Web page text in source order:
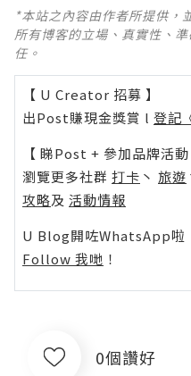
*本站之內容由作者所提供，
所有博客的立場、真實性、
任。
【 U Creator 招募 】
出Post賺現金獎賞 l 登記
【 睇Post + 參加品牌活動
瀏覽更多社群 打卡 丶 旅遊
攻略及 活動情報
U Blog開咗WhatsApp啦
Follow 我哋 ！
0個讚好